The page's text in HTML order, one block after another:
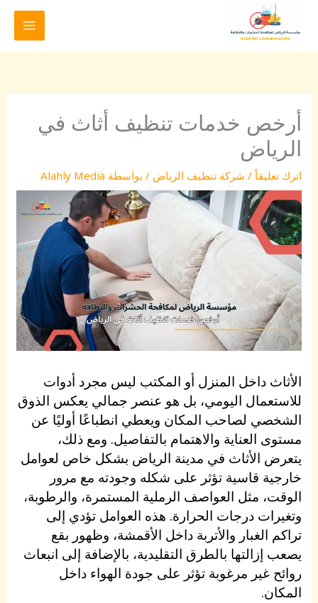
المحتوى
أرخص خدمات تنظيف أثاث في
الرياض
اترك تعليقاً / شركة تنظيف الرياض / بواسطة Alahly Media
الأثاث داخل المنزل أو المكتب ليس مجرد أدوات
للاستعمال اليومي، بل هو عنصر جمالي يعكس الذوق
الشخصي لصاحب المكان ويعطي انطباعًا أوليًا عن
مستوى العناية والاهتمام بالتفاصيل. ومع ذلك،
يتعرض الأثاث في مدينة الرياض بشكل خاص لعوامل
خارجية قاسية تؤثر على شكله وجودته مع مرور
الوقت، مثل العواصف الرملية المستمرة، والرطوبة،
وتغيرات درجات الحرارة. هذه العوامل تؤدي إلى
تراكم الغبار والأتربة داخل الأقمشة، وظهور بقع
يصعب إزالتها بالطرق التقليدية، بالإضافة إلى انبعاث
روائح غير مرغوبة تؤثر على جودة الهواء داخل
المكان.